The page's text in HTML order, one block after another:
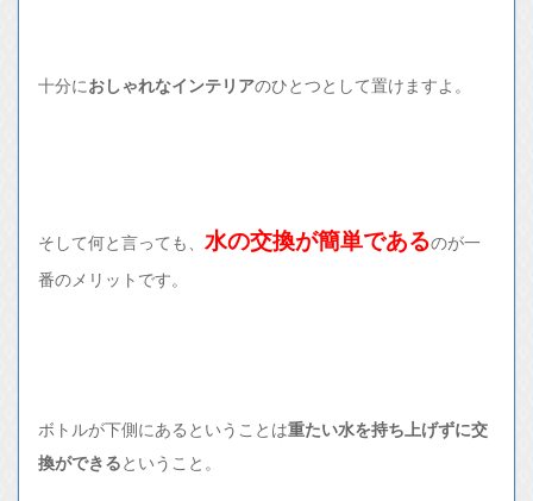
十分におしゃれなインテリアのひとつとして置けますよ。
そして何と言っても、 水の交換が簡単であるのが一
番のメリットです。
ボトルが下側にあるということは重たい水を持ち上げずに交
換ができるということ。